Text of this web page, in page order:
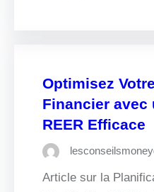
Optimisez
Financier avec
REER Efficace
Article sur la